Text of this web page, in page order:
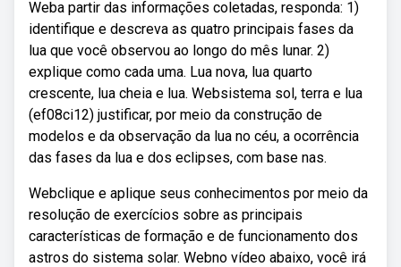
Weba partir das informações coletadas, responda: 1)
identifique e descreva as quatro principais fases da
lua que você observou ao longo do mês lunar. 2)
explique como cada uma. Lua nova, lua quarto
crescente, lua cheia e lua. Websistema sol, terra e lua
(ef08ci12) justificar, por meio da construção de
modelos e da observação da lua no céu, a ocorrência
das fases da lua e dos eclipses, com base nas.
Webclique e aplique seus conhecimentos por meio da
resolução de exercícios sobre as principais
características de formação e de funcionamento dos
astros do sistema solar. Webno vídeo abaixo, você irá